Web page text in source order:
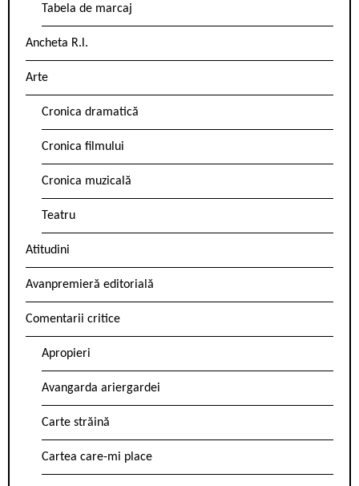
Tabela de marcaj
Ancheta R.l.
Arte
Cronica dramatică
Cronica filmului
Cronica muzicală
Teatru
Atitudini
Avanpremieră editorială
Comentarii critice
Apropieri
Avangarda ariergardei
Carte străină
Cartea care-mi place